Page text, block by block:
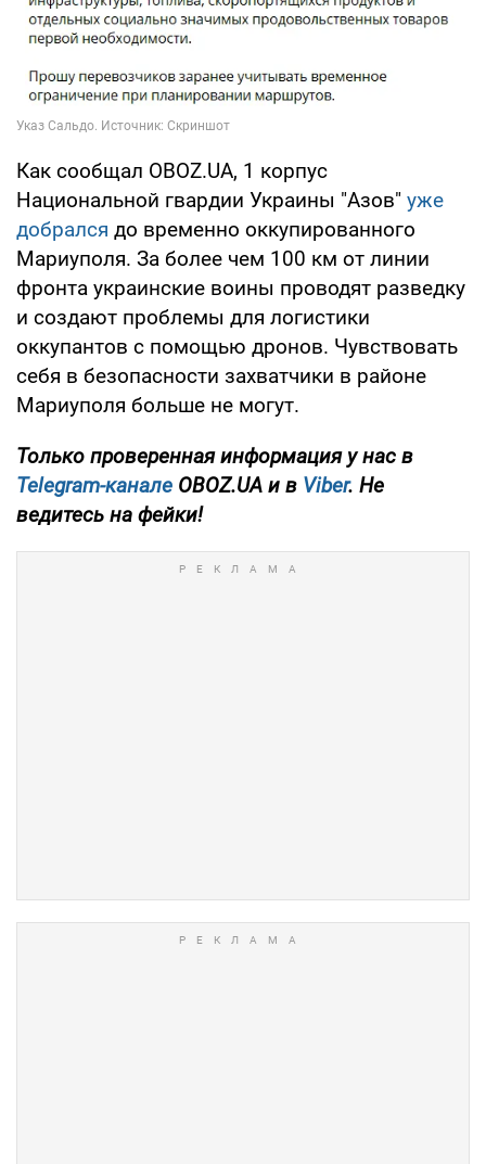
Как сообщал OBOZ.UA, 1 корпус
Национальной гвардии Украины "Азов" уже
добрался до временно оккупированного
Мариуполя. За более чем 100 км от линии
фронта украинские воины проводят разведку
и создают проблемы для логистики
оккупантов с помощью дронов. Чувствовать
себя в безопасности захватчики в районе
Мариуполя больше не могут.
Только проверенная информация у нас в
Telegram-канале OBOZ.UA и в Viber. Не
ведитесь на фейки!